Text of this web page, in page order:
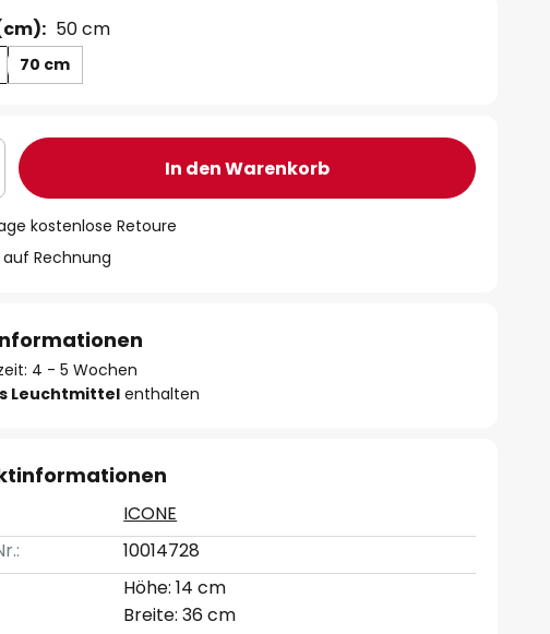
50 cm
70 cm
In den Warenkorb
kostenlose Retoure
Rechnung
4 - 5 Wochen
Leuchtmittelenthalten
ICONE
10014728
Höhe: 14 cm
Breite: 36 cm